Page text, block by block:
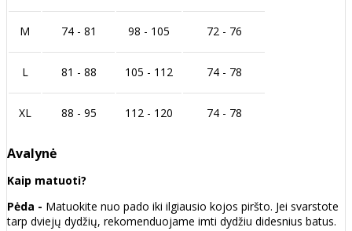
M 74 - 81 98 - 105 72 - 76
L 81 - 88 105 - 112 74 - 78
XL 88 - 95 112 - 120 74 - 78
Avalynė
Kaip matuoti?
Pėda - Matuokite nuo pado iki ilgiausio kojos piršto. Jei svarstote
tarp dviejų dydžių, rekomenduojame imti dydžiu didesnius batus.